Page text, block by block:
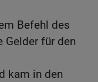
Befehl des
Gelder für den
kam in den